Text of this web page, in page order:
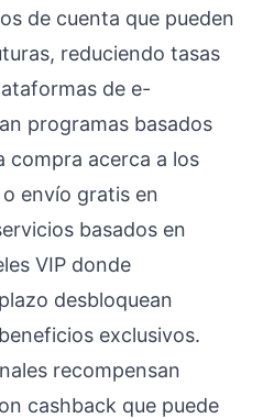
de cuenta que pueden
reduciendo tasas
de e-
programas basados
compra acerca a los
envío gratis en
basados en
VIP donde
desbloquean
exclusivos.
recompensan
cashback que puede